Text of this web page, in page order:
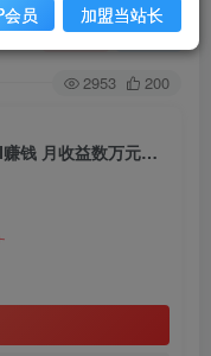
关注 私信
2953 200
AI智能变现实操训练营：普通人利用AI赚钱 月收益数万元（全套课程+文档）
员 加盟当站长